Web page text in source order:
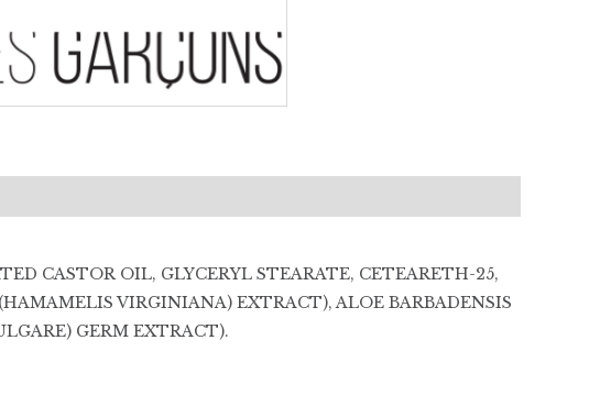
CASTOR OIL, GLYCERYL STEARATE, CETEARETH-25,
VIRGINIANA) EXTRACT), ALOE BARBADENSIS
GERM EXTRACT).